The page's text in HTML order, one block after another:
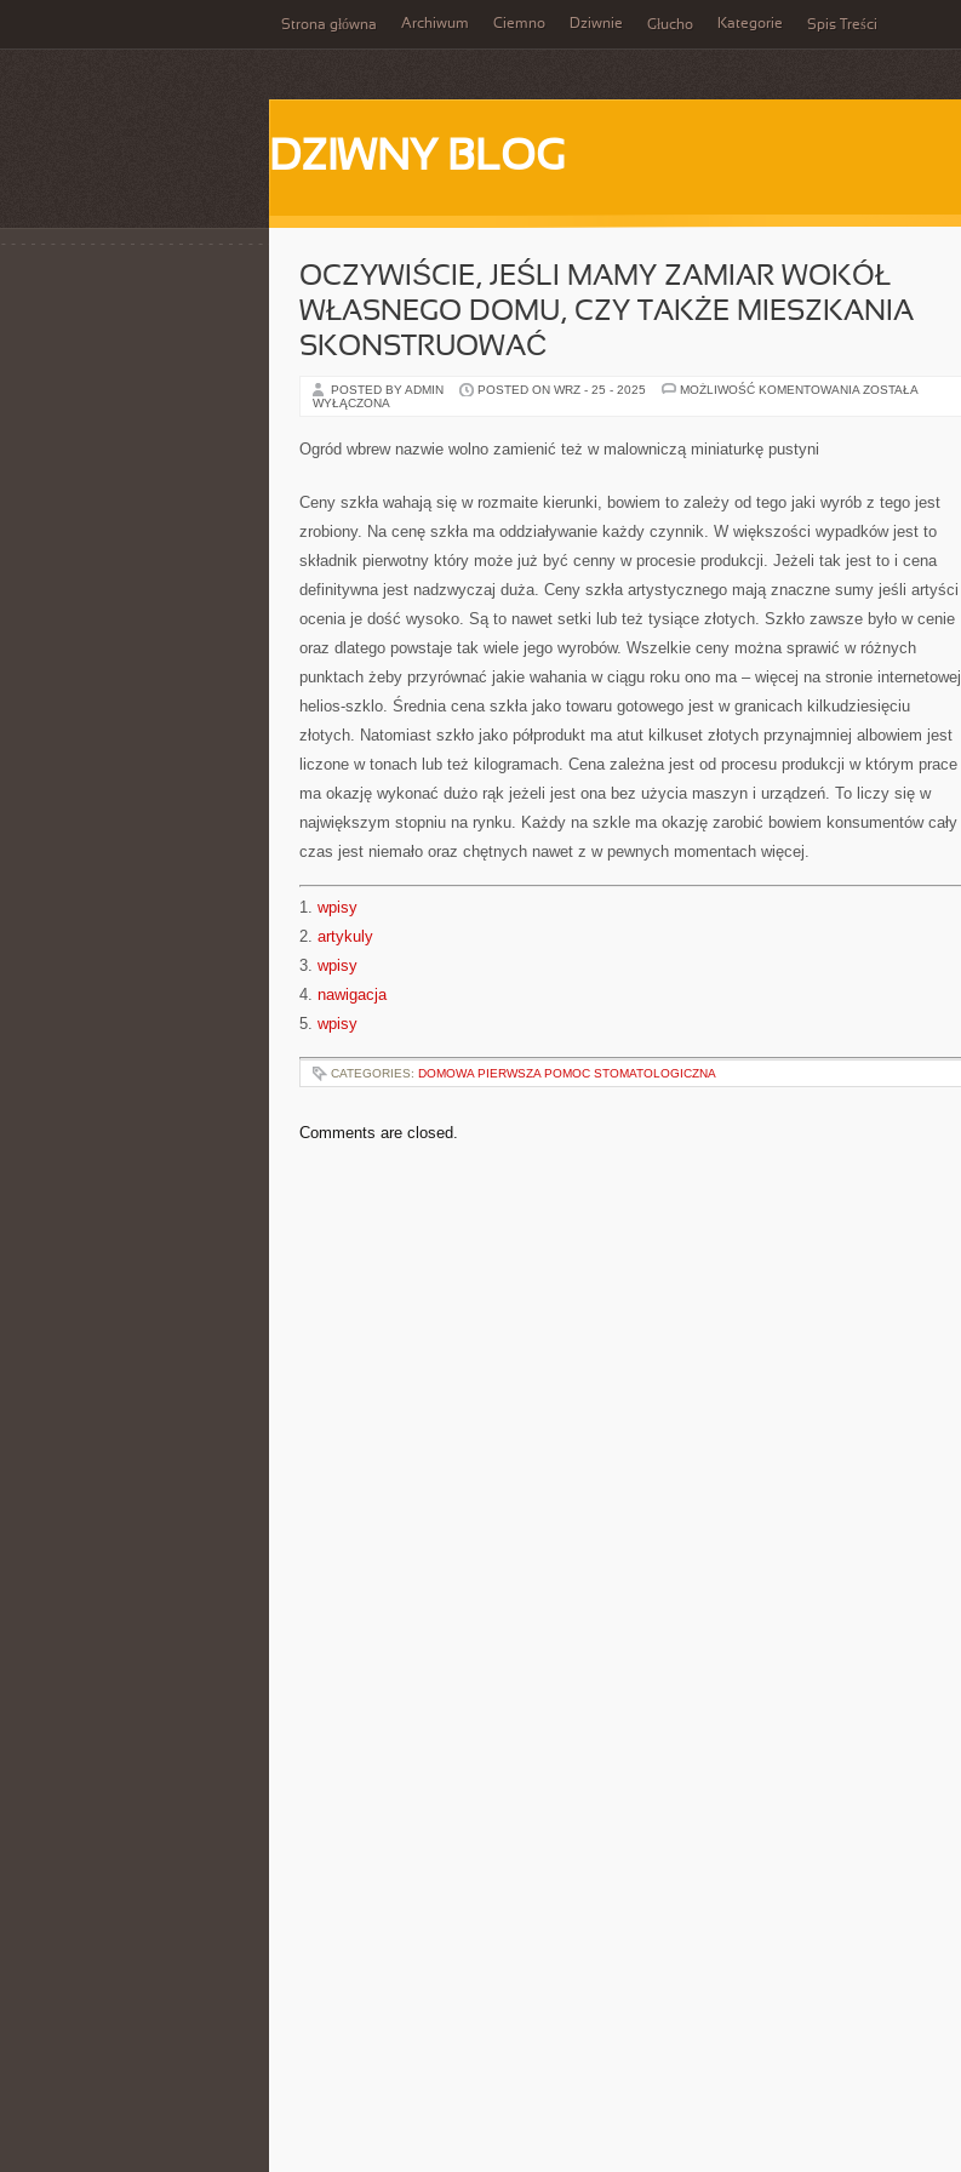
Strona główna Archiwum Ciemno Dziwnie Głucho Kategorie Spis Treści
DZIWNY BLOG
OCZYWIŚCIE, JEŚLI MAMY ZAMIAR WOKÓŁ
WŁASNEGO DOMU, CZY TAKŻE MIESZKANIA
SKONSTRUOWAĆ
POSTED BY ADMIN POSTED ON WRZ - 25 - 2025 MOŻLIWOŚĆ KOMENTOWANIA OCZYWIŚCIE,
TAKŻE
MIESZKANIA
ZOSTAŁA
WYŁĄCZONA
Ogród wbrew nazwie wolno zamienić też w malowniczą miniaturkę pustyni
Ceny szkła wahają się w rozmaite kierunki, bowiem to zależy od tego jaki wyrób z tego jest
zrobiony. Na cenę szkła ma oddziaływanie każdy czynnik. W większości wypadków jest to
składnik pierwotny który może już być cenny w procesie produkcji. Jeżeli tak jest to i cena
definitywna jest nadzwyczaj duża. Ceny szkła artystycznego mają znaczne sumy jeśli artyści
ocenia je dość wysoko. Są to nawet setki lub też tysiące złotych. Szkło zawsze było w cenie
oraz dlatego powstaje tak wiele jego wyrobów. Wszelkie ceny można sprawić w różnych
punktach żeby przyrównać jakie wahania w ciągu roku ono ma – więcej na stronie internetowej
helios-szklo. Średnia cena szkła jako towaru gotowego jest w granicach kilkudziesięciu
złotych. Natomiast szkło jako półprodukt ma atut kilkuset złotych przynajmniej albowiem jest
liczone w tonach lub też kilogramach. Cena zależna jest od procesu produkcji w którym prace
ma okazję wykonać dużo rąk jeżeli jest ona bez użycia maszyn i urządzeń. To liczy się w
największym stopniu na rynku. Każdy na szkle ma okazję zarobić bowiem konsumentów cały
czas jest niemało oraz chętnych nawet z w pewnych momentach więcej.
1. wpisy
2. artykuly
3. wpisy
4. nawigacja
5. wpisy
CATEGORIES: DOMOWA PIERWSZA POMOC STOMATOLOGICZNA
Comments are closed.